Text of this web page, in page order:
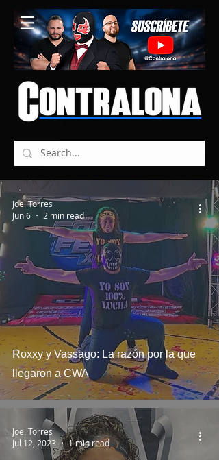
Roxxy y Vassago: La razón por la que
llegaron a CWA
Joel Torres
Jun 6
2 min read
Joel Torres
Jul 12, 2023
1 min read